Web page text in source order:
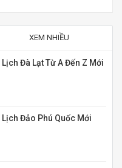
XEM NHIỀU
Đà Lạt Từ A Đến Z Mới
Đảo Phú Quốc Mới